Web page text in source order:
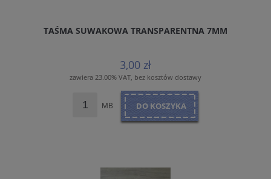
TAŚMA SUWAKOWA TRANSPARENTNA 7MM
3,00 zł
zawiera 23.00% VAT, bez kosztów dostawy
MB DO KOSZYKA